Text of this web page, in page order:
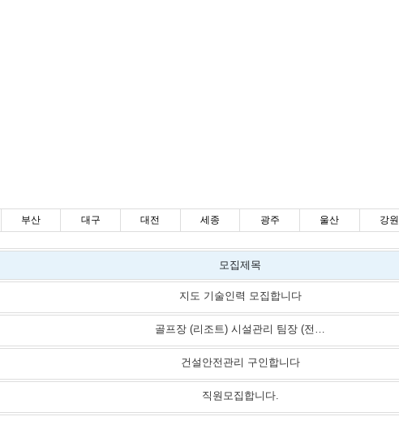
부산 대구 대전 세종 광주 울산 강원
모집제목
지도 기술인력 모집합니다
건설안전관리 구인합니다
직원모집합니다.